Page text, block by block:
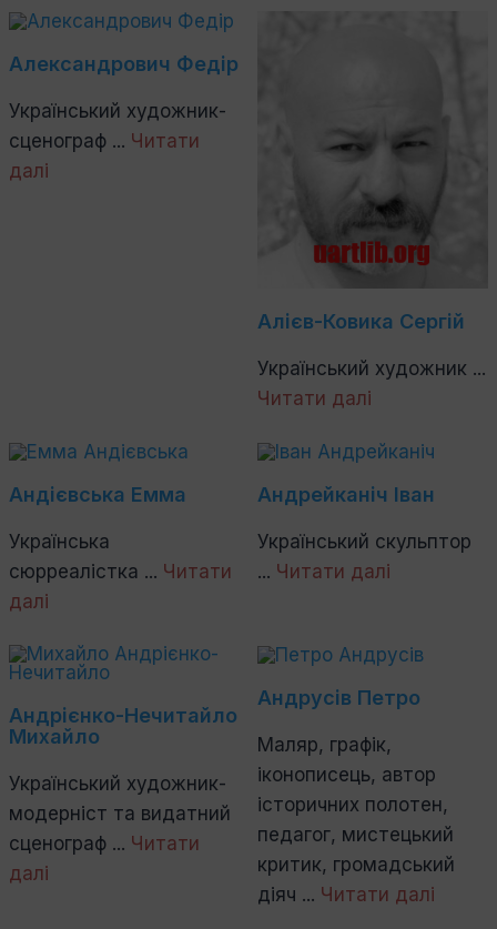
Александрович Федір
Український художник-
сценограф ... Читати
далі
Алієв-Ковика Сергій
Український художник ...
Читати далі
Андієвська Емма
Українська
сюрреалістка ... Читати
далі
Андрейканіч Іван
Український скульптор
... Читати далі
Андрієнко-Нечитайло
Михайло
Український художник-
модерніст та видатний
сценограф ... Читати
далі
Андрусів Петро
Маляр, графік,
іконописець, автор
історичних полотен,
педагог, мистецький
критик, громадський
діяч ... Читати далі